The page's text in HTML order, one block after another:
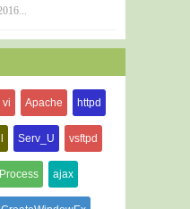
vi Apache httpd
Serv_U vsftpd
ajax